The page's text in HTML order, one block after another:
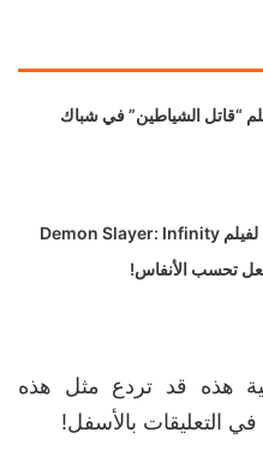
“قاتل الشياطين” في شباك
إنطباعات مذهلة لفيلم Demon Slayer: Infinity
هذه قد تردع مثل هذه
في التعليقات بالأسفل!